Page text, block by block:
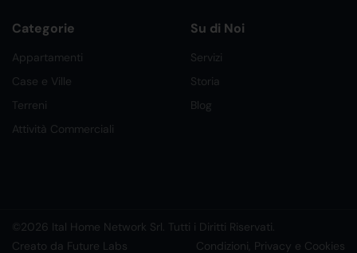
Categorie
Appartamenti
Case e Ville
Terreni
Attività Commerciali
Su di Noi
Servizi
Storia
Blog
©2026 Ital Home Network Srl. Tutti i Diritti Riservati.
Creato da Future Labs
Condizioni, Privacy e Cookies